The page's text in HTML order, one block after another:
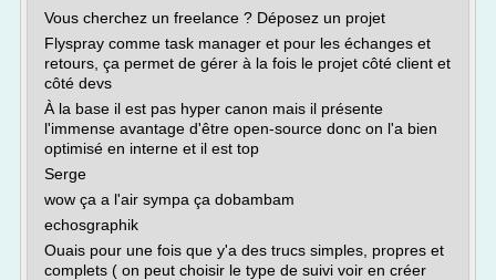
Vous cherchez un freelance ? Déposez un projet
Flyspray comme task manager et pour les échanges et
retours, ça permet de gérer à la fois le projet côté client et
côté devs
À la base il est pas hyper canon mais il présente
l'immense avantage d'être open-source donc on l'a bien
optimisé en interne et il est top
Serge
wow ça a l'air sympa ça dobambam
echosgraphik
Ouais pour une fois que y'a des trucs simples, propres et
complets ( on peut choisir le type de suivi voir en créer